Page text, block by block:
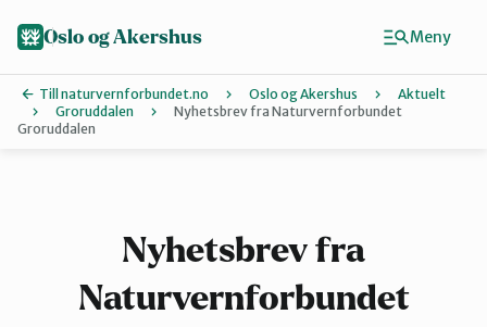
Oslo og Akershus
Till naturvernforbundet.no Oslo og Akershus
Aktuelt
Groruddalen
Nyhetsbrev fra Naturvernforbundet
Groruddalen
Nyhetsbrev fra
Naturvernforbundet